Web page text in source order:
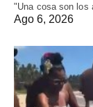
"Una cosa son los
Ago 6, 2026